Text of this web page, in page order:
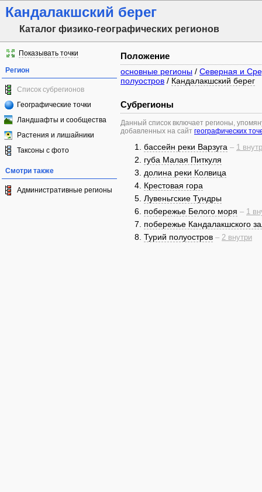
Кандалакшский берег
Каталог физико-географических регионов
Показывать точки
Регион
Список субрегионов
Географические точки
Ландшафты и сообщества
Растения и лишайники
Таксоны с фото
Смотри также
Административные регионы
Положение
основные регионы / Северная и
полуостров / Кандалакшский берег
Субрегионы
Данный список включает регионы,
добавленных на сайт географических
бассейн реки Варзуга – 1
губа Малая Питкуля
долина реки Колвица
Крестовая гора
Лувеньгские Тундры
побережье Белого моря – 1
побережье Кандалакшского
Турий полуостров – 2 внутри